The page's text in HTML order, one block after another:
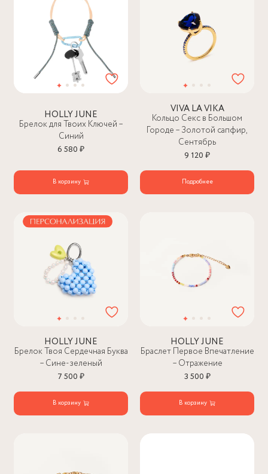
HOLLY JUNE
Брелок для Твоих Ключей –
Синий
6 580 ₽
В корзину
VIVA LA VIKA
Кольцо Секс в Большом
Городе – Золотой сапфир,
Сентябрь
9 120 ₽
Подробнее
HOLLY JUNE
Брелок Твоя Сердечная Буква
– Сине-зеленый
7 500 ₽
В корзину
HOLLY JUNE
Браслет Первое Впечатление
– Отражение
3 500 ₽
В корзину